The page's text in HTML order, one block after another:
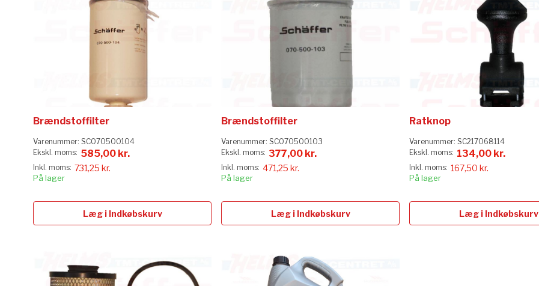
731,25 kr.
585,00 kr.
Brændstoffilter
Varenummer: SC070500104
På lager
Læg i Indkøbskurv
471,25 kr.
377,00 kr.
Brændstoffilter
Varenummer: SC070500103
På lager
Læg i Indkøbskurv
167,50 kr.
134,00 kr.
Ratknop
Varenummer: SC217068114
På lager
Læg i Indkøbskurv